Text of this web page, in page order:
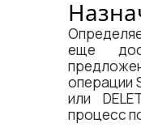
еще
операции
или
процесс